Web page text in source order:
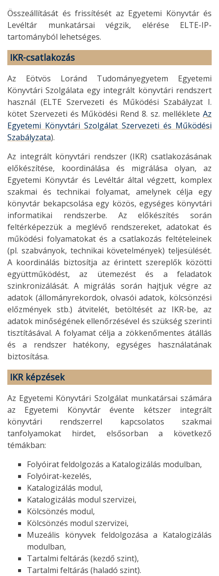
Összeállítását és frissítését az Egyetemi Könyvtár és
Levéltár munkatársai végzik, elérése ELTE-IP-
tartományból lehetséges.
IKR-csatlakozás
Az Eötvös Loránd Tudományegyetem Egyetemi
Könyvtári Szolgálata egy integrált könyvtári rendszert
használ (ELTE Szervezeti és Működési Szabályzat I.
kötet Szervezeti és Működési Rend 8. sz. melléklete Az
Egyetemi Könyvtári Szolgálat Szervezeti és Működési
Szabályzata).
Az integrált könyvtári rendszer (IKR) csatlakozásának
előkészítése, koordinálása és migrálása olyan, az
Egyetemi Könyvtár és Levéltár által végzett, komplex
szakmai és technikai folyamat, amelynek célja egy
könyvtár bekapcsolása egy közös, egységes könyvtári
informatikai rendszerbe. Az előkészítés során
feltérképezzük a meglévő rendszereket, adatokat és
működési folyamatokat és a csatlakozás feltételeinek
(pl. szabványok, technikai követelmények) teljesülését.
A koordinálás biztosítja az érintett szereplők közötti
együttműködést, az ütemezést és a feladatok
szinkronizálását. A migrálás során hajtjuk végre az
adatok (állományrekordok, olvasói adatok, kölcsönzési
előzmények stb.) átvitelét, betöltését az IKR-be, az
adatok minőségének ellenőrzésével és szükség szerinti
tisztításával. A folyamat célja a zökkenőmentes átállás
és a rendszer hatékony, egységes használatának
biztosítása.
IKR képzések
Az Egyetemi Könyvtári Szolgálat munkatársai számára
az Egyetemi Könyvtár évente kétszer integrált
könyvtári rendszerrel kapcsolatos szakmai
tanfolyamokat hirdet, elsősorban a következő
témákban:
Folyóirat feldolgozás a Katalogizálás modulban,
Folyóirat-kezelés,
Katalogizálás modul,
Katalogizálás modul szervizei,
Kölcsönzés modul,
Kölcsönzés modul szervizei,
Muzeális könyvek feldolgozása a Katalogizálás
modulban,
Tartalmi feltárás (kezdő szint),
Tartalmi feltárás (haladó szint).